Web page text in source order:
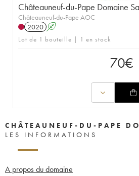
Châteauneuf-du-Pape Domaine
Châteauneuf-du-Pape AOC
2020 A
Lot de 1 bouteille | 1 en stock
70€
CHÂTEAUNEUF-DU-PAPE
LES INFORMATIONS
A propos du domaine